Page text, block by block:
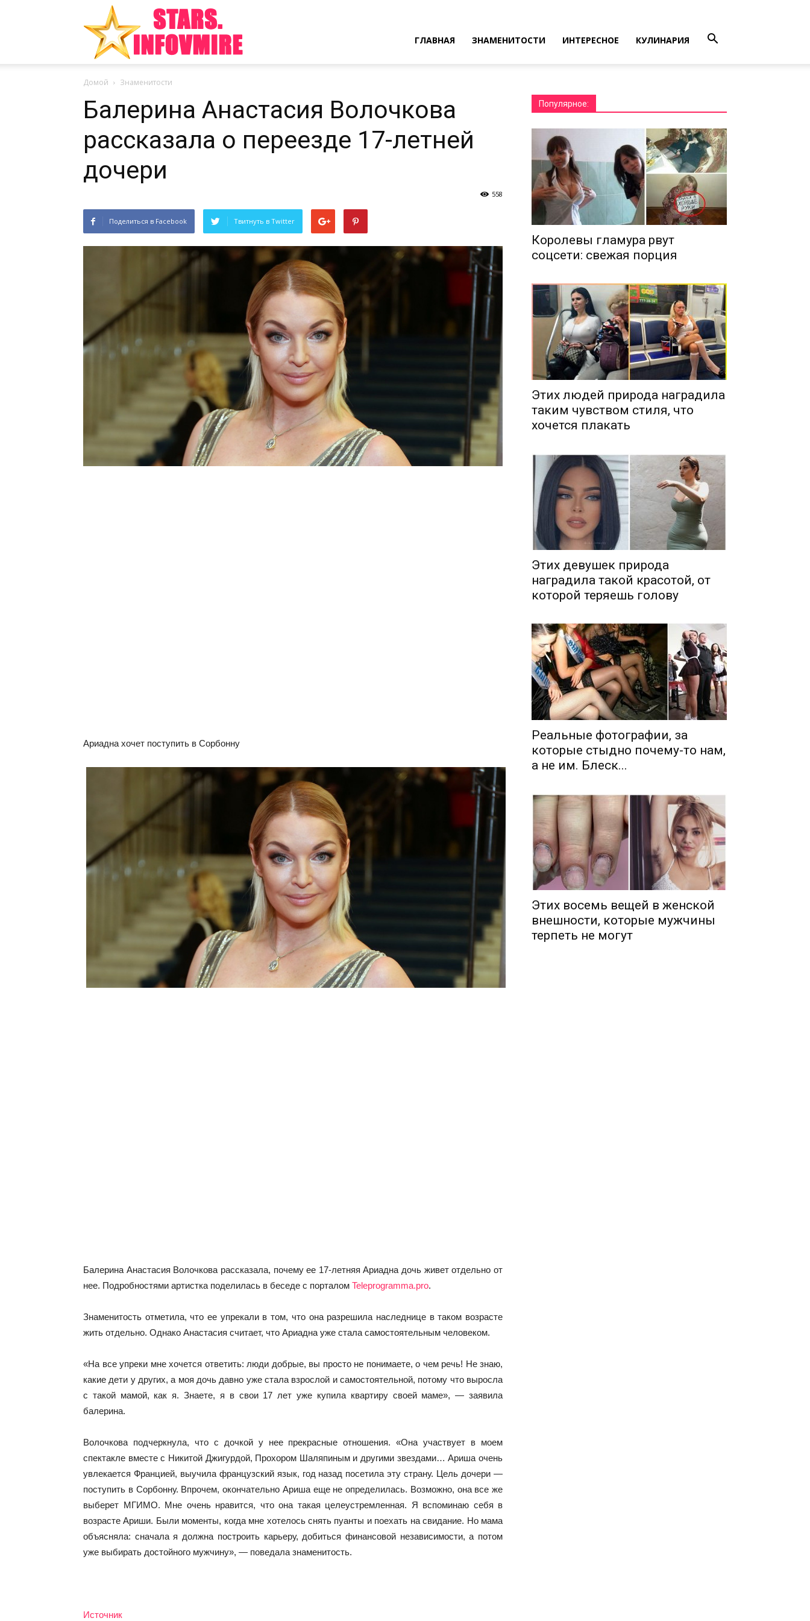
мира
Шоу-
Бизнеса
ГЛАВНАЯ ЗНАМЕНИТОСТИ ИНТЕРЕСНОЕ КУЛИНАРИЯ
Домой Знаменитости
Балерина Анастасия Волочкова
рассказала о переезде 17-летней
дочери
558
Поделиться в Facebook Твитнуть в Twitter
Ариадна хочет поступить в Сорбонну
Балерина Анастасия Волочкова рассказала, почему ее 17-летняя Ариадна дочь живет отдельно от
нее. Подробностями артистка поделилась в беседе с порталом Teleprogramma.pro.
Знаменитость отметила, что ее упрекали в том, что она разрешила наследнице в таком возрасте
жить отдельно. Однако Анастасия считает, что Ариадна уже стала самостоятельным человеком.
«На все упреки мне хочется ответить: люди добрые, вы просто не понимаете, о чем речь! Не знаю,
какие дети у других, а моя дочь давно уже стала взрослой и самостоятельной, потому что выросла
с такой мамой, как я. Знаете, я в свои 17 лет уже купила квартиру своей маме», — заявила
балерина.
Волочкова подчеркнула, что с дочкой у нее прекрасные отношения. «Она участвует в моем
спектакле вместе с Никитой Джигурдой, Прохором Шаляпиным и другими звездами… Ариша очень
увлекается Францией, выучила французский язык, год назад посетила эту страну. Цель дочери —
поступить в Сорбонну. Впрочем, окончательно Ариша еще не определилась. Возможно, она все же
выберет МГИМО. Мне очень нравится, что она такая целеустремленная. Я вспоминаю себя в
возрасте Ариши. Были моменты, когда мне хотелось снять пуанты и поехать на свидание. Но мама
объясняла: сначала я должна построить карьеру, добиться финансовой независимости, а потом
уже выбирать достойного мужчину», — поведала знаменитость.
Источник
Популярное:
Королевы гламура рвут
соцсети: свежая порция
Этих людей природа наградила
таким чувством стиля, что
хочется плакать
Этих девушек природа
наградила такой красотой, от
которой теряешь голову
Реальные фотографии, за
которые стыдно почему-то нам,
а не им. Блеск...
Этих восемь вещей в женской
внешности, которые мужчины
терпеть не могут